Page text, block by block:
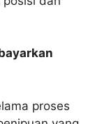
proses